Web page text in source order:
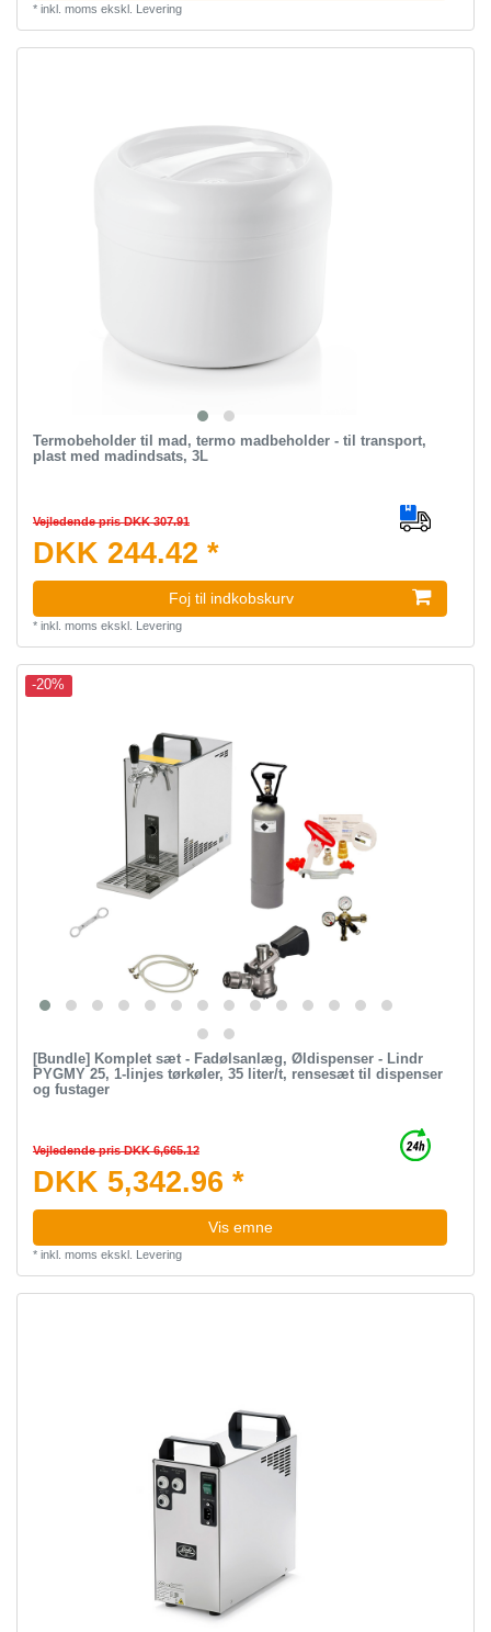
* inkl. moms ekskl. Levering
Termobeholder til mad, termo madbeholder - til transport,
plast med madindsats, 3L
Vejledende pris DKK 307.91
DKK 244.42 *
Foj til indkobskurv
* inkl. moms ekskl. Levering
-20%
[Bundle] Komplet sæt - Fadølsanlæg, Øldispenser - Lindr
PYGMY 25, 1-linjes tørkøler, 35 liter/t, rensesæt til dispenser
og fustager
Vejledende pris DKK 6,665.12
DKK 5,342.96 *
Vis emne
* inkl. moms ekskl. Levering